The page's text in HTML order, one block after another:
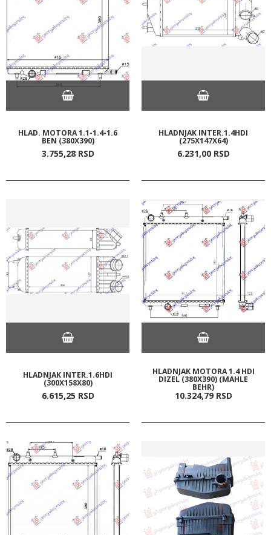
HLAD. MOTORA 1.1-1.4-1.6
BEN (380X390)
3.755,28 RSD
HLADNJAK INTER.1.4HDI
(275X147X64)
6.231,00 RSD
HLADNJAK INTER.1.6HDI
(300X158X80)
6.615,25 RSD
HLADNJAK MOTORA 1.4 HDI
DIZEL (380X390) (MAHLE
BEHR)
10.324,79 RSD